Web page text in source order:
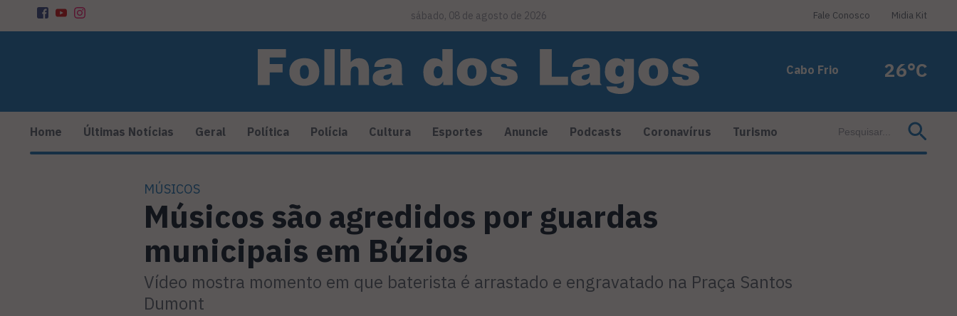
sábado, 08 de agosto de 2026 Fale Conosco Midia Kit
Cabo Frio 26°C
Home Últimas Notícias Geral Política Polícia Cultura Esportes Anuncie Podcasts Coronavírus Turismo
MÚSICOS
Músicos são agredidos por guardas
municipais em Búzios
Vídeo mostra momento em que baterista é arrastado e engravatado na Praça Santos
Dumont